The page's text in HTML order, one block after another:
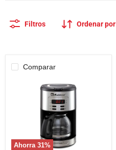
Filtros Ordenar por
Comparar
Ahorra 31%